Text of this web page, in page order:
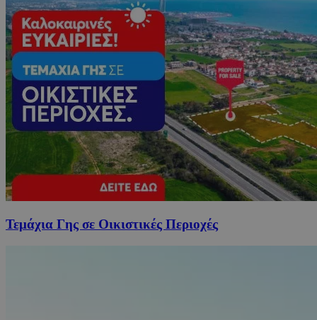
Τεμάχια Γης σε Οικιστικές Περιοχές